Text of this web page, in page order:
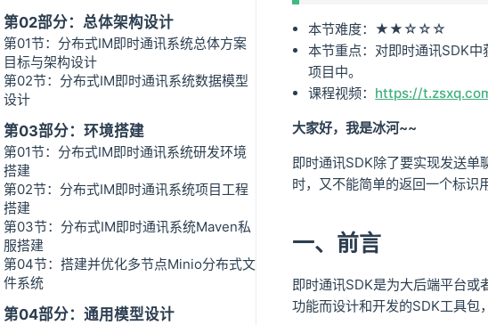
第02部分：总体架构设计
第01节：分布式IM即时通讯系统总体方案
目标与架构设计
第02节：分布式IM即时通讯系统数据模型
设计
第03部分：环境搭建
第01节：分布式IM即时通讯系统研发环境
搭建
第02节：分布式IM即时通讯系统项目工程
搭建
第03节：分布式IM即时通讯系统Maven私
服搭建
第04节：搭建并优化多节点Minio分布式文
件系统
第04部分：通用模型设计
本节难度：★★☆☆☆
本节重点：对即时通讯SDK
项目中。
课程视频： https://
大家好，我是冰河~~
即时通讯SDK除了要实现发送单
时，又不能简单的返回一个标识
一、前言
即时通讯SDK是为大后端平台
功能而设计和开发的SDK工具包